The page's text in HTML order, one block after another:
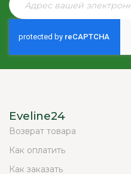
Eveline24
Возврат товара
Как оплатить
Как заказать